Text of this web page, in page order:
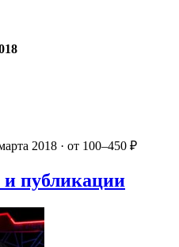
2018 · от 100–450 ₽
и публикации